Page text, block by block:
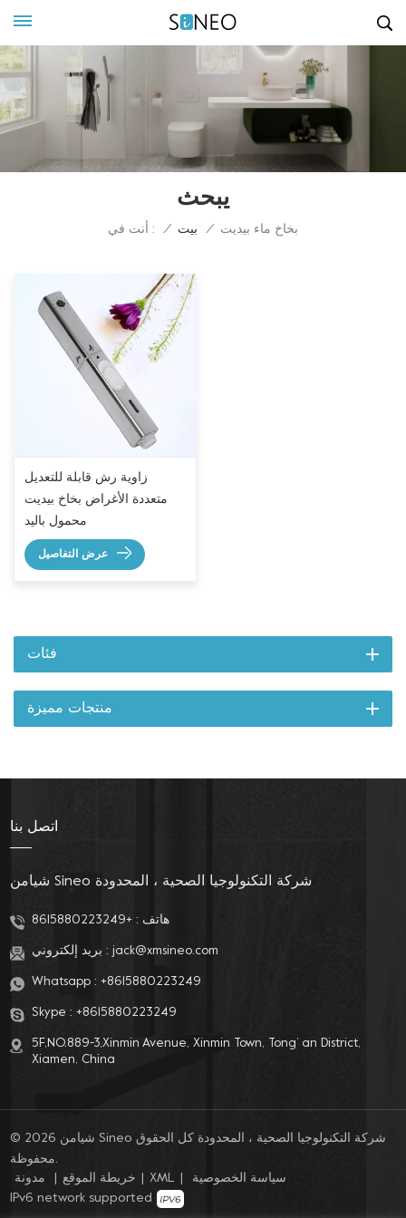
يبحث
أنت في : / بيت / بخاخ ماء بيديت
زاوية رش قابلة للتعديل
متعددة الأغراض بخاخ بيديت
محمول باليد
عرض التفاصيل
فئات
منتجات مميزة
اتصل بنا
شيامن Sineo شركة التكنولوجيا الصحية ، المحدودة
هاتف :+8615880223249
بريد إلكتروني : jack@xmsineo.com
Whatsapp : +8615880223249
Skype : +8615880223249
5F,NO.889-3,Xinmin Avenue, Xinmin Town, Tong’ an District,
Xiamen, China
© 2026 شيامن Sineo شركة التكنولوجيا الصحية ، المحدودة كل الحقوق
محفوظة.
مدونة
خريطة الموقع XML
سياسة الخصوصية
IPv6 network supported